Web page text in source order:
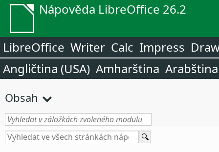
Nápověda LibreOffice 26.2
LibreOffice Writer Calc Impress
Angličtina (USA) Amharština Arabština
Obsah